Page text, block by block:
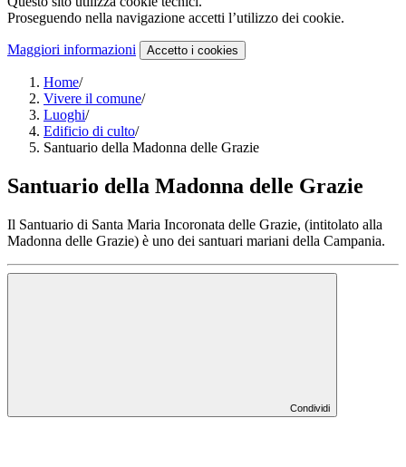
Proseguendo nella navigazione accetti l’utilizzo dei cookie.
Maggiori informazioni Accetto i cookies
Home/
Vivere il comune/
Luoghi/
Edificio di culto/
Santuario della Madonna delle Grazie
Santuario della Madonna delle Grazie
Il Santuario di Santa Maria Incoronata delle Grazie, (intitolato alla
Madonna delle Grazie) è uno dei santuari mariani della Campania.
Condividi